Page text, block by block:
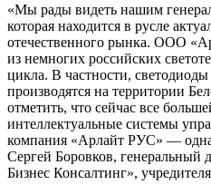
«Мы рады видеть нашим
которая находится в русле
отечественного рынка. ООО
из немногих российских
цикла. В частности,
производятся на территории
отметить, что сейчас все
интеллектуальные системы
компания «Арлайт РУС» —
Сергей Боровков, генеральный
Бизнес Консалтинг»,